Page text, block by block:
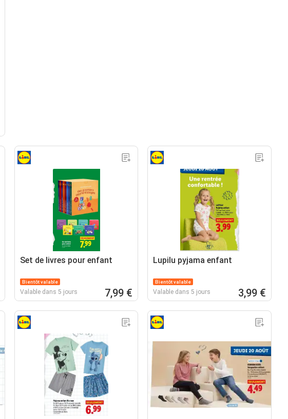
Set de livres pour enfant
Bientôt valable
Valable dans 5 jours 7,99 €
Lupilu pyjama enfant
Bientôt valable
Valable dans 5 jours 3,99 €